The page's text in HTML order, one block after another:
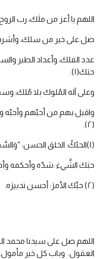
اللهم يا أعز من ملَك، رب
صل على خير من سلك،
عدد الفلك، وأعداد الطير
حبَك(١).
وعلى آله المُلوك بلا مُلك،
واقبل بهم من أحبّهم وأحبّه
(٢).
(١)الحبُكُ: الخلق الحسن: “وَالسَّمَاءِ ذَاتِ الْحُبُكِ (7)” الذاريات.
حبَك الشَّيءَ :شدّه وأحكمه
(٢) حبَّك الأمرَ: أحسن تدبيرَه.
اللهم صل على سيدنا محمد
العقول. وباب كل خير مأمول.